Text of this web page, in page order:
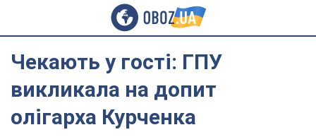
Чекають у гості: ГПУ
викликала на допит
олігарха Курченка